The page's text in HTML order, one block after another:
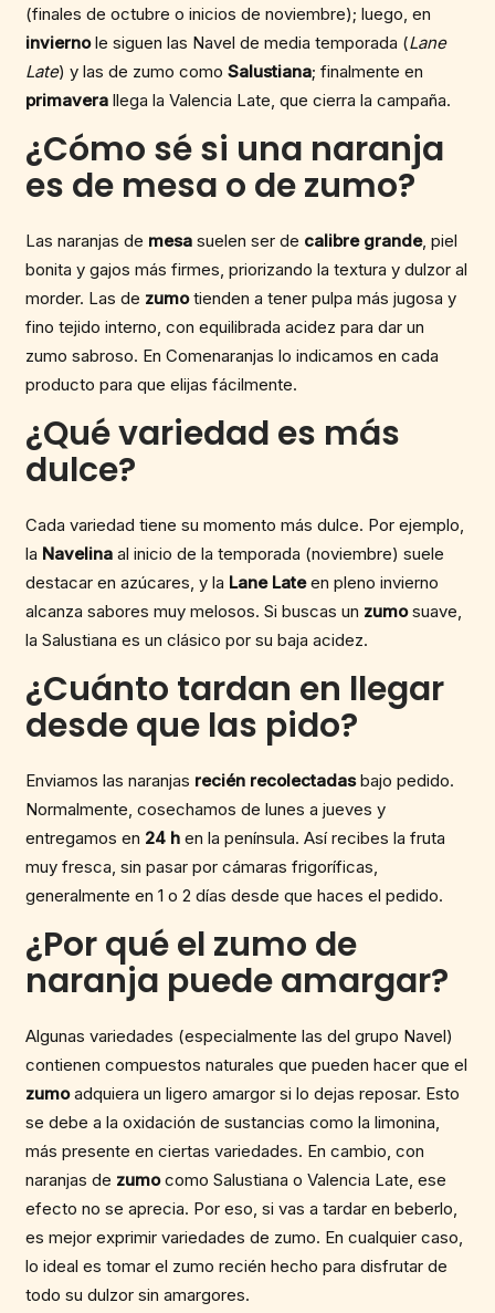
(finales de octubre o inicios de noviembre); luego, en
inviernole siguen las Navel de media temporada (Lane
Late) y las de zumo como Salustiana; finalmente en
primavera llega la Valencia Late, que cierra la campaña.
¿Cómo sé si una naranja
es de mesa o de zumo?
Las naranjas de mesa suelen ser de calibre grande, piel
bonita y gajos más firmes, priorizando la textura y dulzor al
morder. Las de zumotienden a tener pulpa más jugosa y
fino tejido interno, con equilibrada acidez para dar un
zumo sabroso. En Comenaranjas lo indicamos en cada
producto para que elijas fácilmente.
¿Qué variedad es más
dulce?
Cada variedad tiene su momento más dulce. Por ejemplo,
la Navelina al inicio de la temporada (noviembre) suele
destacar en azúcares, y la Lane Lateen pleno invierno
alcanza sabores muy melosos. Si buscas un zumosuave,
la Salustiana es un clásico por su baja acidez.
¿Cuánto tardan en llegar
desde que las pido?
Enviamos las naranjas recién recolectadasbajo pedido.
Normalmente, cosechamos de lunes a jueves y
entregamos en 24 h en la península. Así recibes la fruta
muy fresca, sin pasar por cámaras frigoríficas,
generalmente en 1 o 2 días desde que haces el pedido.
¿Por qué el zumo de
naranja puede amargar?
Algunas variedades (especialmente las del grupo Navel)
contienen compuestos naturales que pueden hacer que el
zumoadquiera un ligero amargor si lo dejas reposar. Esto
se debe a la oxidación de sustancias como la limonina,
más presente en ciertas variedades. En cambio, con
naranjas de zumocomo Salustiana o Valencia Late, ese
efecto no se aprecia. Por eso, si vas a tardar en beberlo,
es mejor exprimir variedades de zumo. En cualquier caso,
lo ideal es tomar el zumo recién hecho para disfrutar de
todo su dulzor sin amargores.